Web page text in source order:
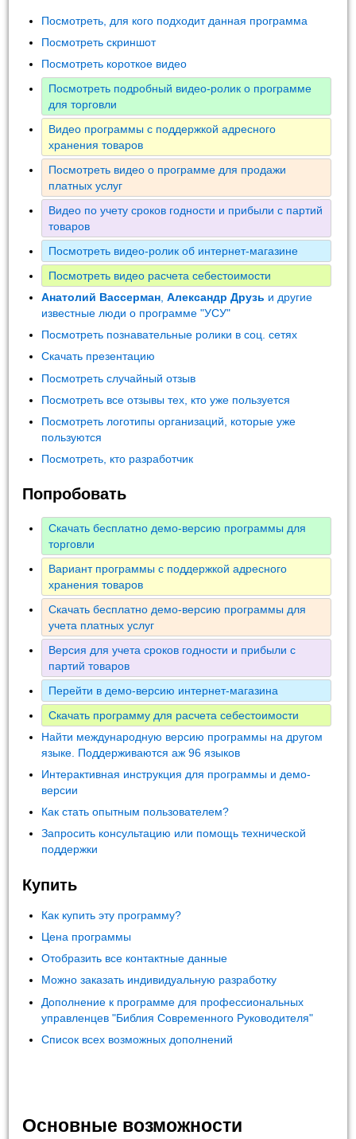
Посмотреть, для кого подходит данная программа
Посмотреть скриншот
Посмотреть короткое видео
Посмотреть подробный видео-ролик о программе
для торговли
Видео программы с поддержкой адресного
хранения товаров
Посмотреть видео о программе для продажи
платных услуг
Видео по учету сроков годности и прибыли с партий
товаров
Посмотреть видео-ролик об интернет-магазине
Посмотреть видео расчета себестоимости
Анатолий Вассерман ,Александр Друзь и другие
известные люди о программе "УСУ"
Посмотреть познавательные ролики в соц. сетях
Скачать презентацию
Посмотреть случайный отзыв
Посмотреть все отзывы тех, кто уже пользуется
Посмотреть логотипы организаций, которые уже
пользуются
Посмотреть, кто разработчик
Попробовать
Скачать бесплатно демо-версию программы для
торговли
Вариант программы с поддержкой адресного
хранения товаров
Скачать бесплатно демо-версию программы для
учета платных услуг
Версия для учета сроков годности и прибыли с
партий товаров
Перейти в демо-версию интернет-магазина
Скачать программу для расчета себестоимости
Найти международную версию программы на другом
языке. Поддерживаются аж 96 языков
Интерактивная инструкция для программы и демо-
версии
Как стать опытным пользователем?
Запросить консультацию или помощь технической
поддержки
Купить
Как купить эту программу?
Цена программы
Отобразить все контактные данные
Можно заказать индивидуальную разработку
Дополнение к программе для профессиональных
управленцев "Библия Современного Руководителя"
Список всех возможных дополнений
Основные возможности